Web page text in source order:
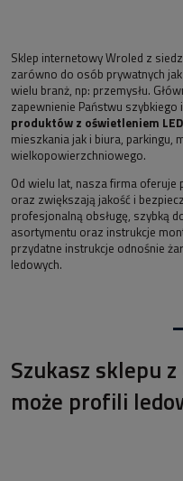
Sklep internetowy Wroled z
zarówno do osób prywatnych
wielu branż, np: przemysłu.
zapewnienie Państwu szybkiego
produktów z oświetleniem LED
mieszkania jak i biura, parkingu,
wielkopowierzchniowego.
Od wielu lat, nasza firma oferuje
oraz zwiększają jakość i
profesjonalną obsługę, szybką
asortymentu oraz instrukcje
przydatne instrukcje odnośnie
ledowych.
Szukasz sklepu
może profili